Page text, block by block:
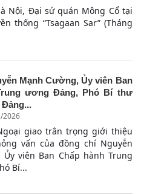
Nội, Đại sứ quán Mông Cổ tại
thống “Tsagaan Sar” (Tháng
Mạnh Cường, Ủy viên Ban
ương Đảng, Phó Bí thư
2026
giao trân trọng giới thiệu
vấn của đồng chí Nguyễn
Ủy viên Ban Chấp hành Trung
Bí...